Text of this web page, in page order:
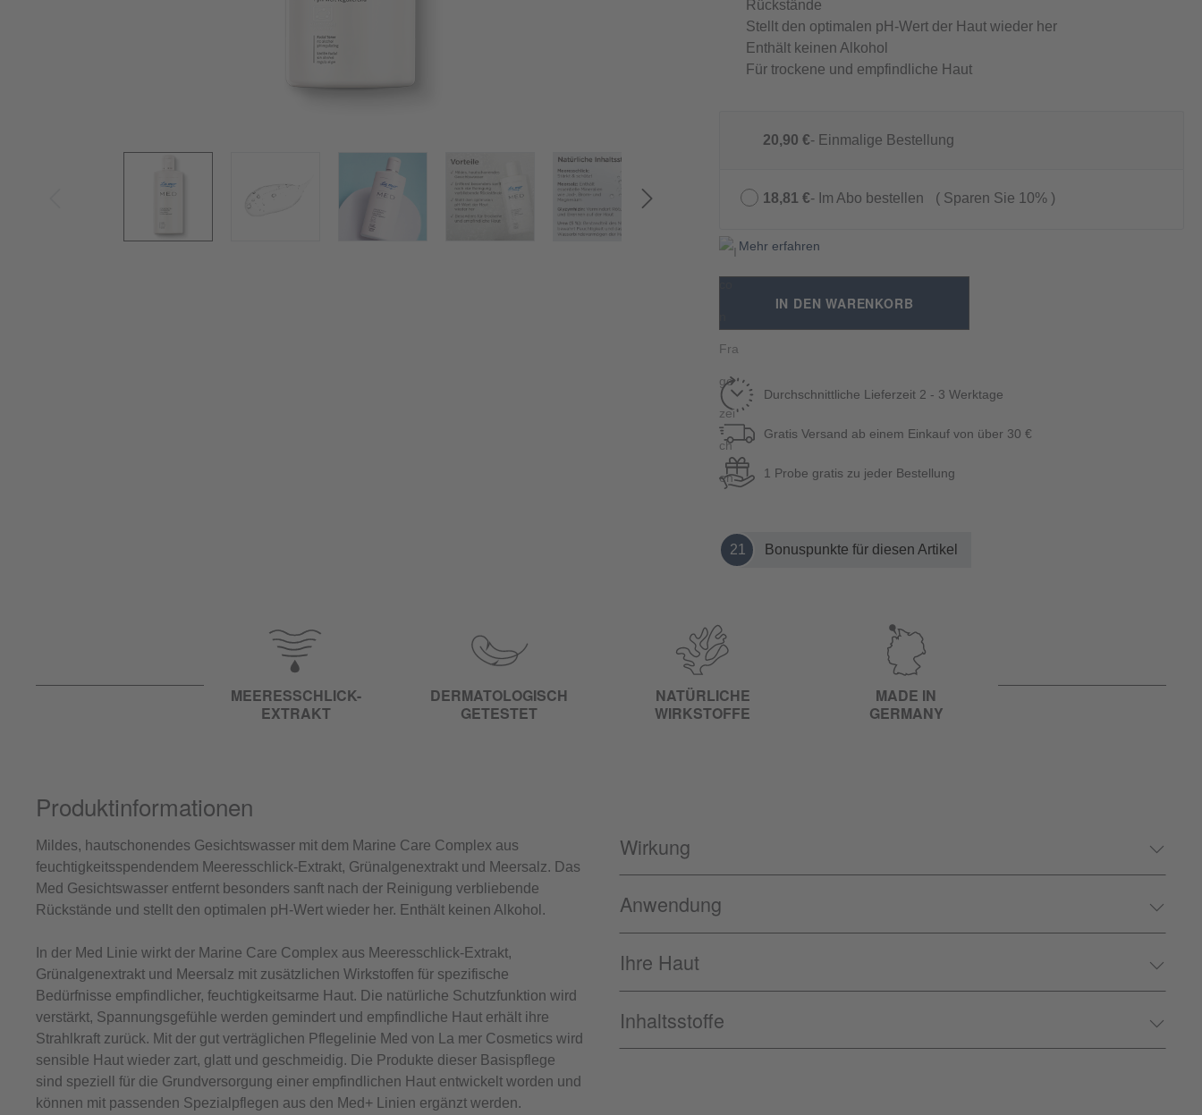
Rückstände
Stellt den optimalen pH-Wert der Haut wieder her
Enthält keinen Alkohol
Für trockene und empfindliche Haut
Einmalige Bestellung
20,90 €
Im Abo bestellen
18,81 € Sparen Sie 10%
Mehr erfahren
IN DEN WARENKORB
Durchschnittliche Lieferzeit 2 - 3 Werktage
Gratis Versand ab einem Einkauf von über 30 €
1 Probe gratis zu jeder Bestellung
21 Bonuspunkte für diesen Artikel
MEERESSCHLICK-
EXTRAKT
DERMATOLOGISCH
GETESTET
NATÜRLICHE
WIRKSTOFFE
MADE IN
GERMANY
Produktinformationen
Mildes, hautschonendes Gesichtswasser mit dem Marine Care Complex aus
feuchtigkeitsspendendem Meeresschlick-Extrakt, Grünalgenextrakt und Meersalz. Das
Med Gesichtswasser entfernt besonders sanft nach der Reinigung verbliebende
Rückstände und stellt den optimalen pH-Wert wieder her. Enthält keinen Alkohol.
In der Med Linie wirkt der Marine Care Complex aus Meeresschlick-Extrakt,
Grünalgenextrakt und Meersalz mit zusätzlichen Wirkstoffen für spezifische
Bedürfnisse empfindlicher, feuchtigkeitsarme Haut. Die natürliche Schutzfunktion wird
verstärkt, Spannungsgefühle werden gemindert und empfindliche Haut erhält ihre
Strahlkraft zurück. Mit der gut verträglichen Pflegelinie Med von La mer Cosmetics wird
sensible Haut wieder zart, glatt und geschmeidig. Die Produkte dieser Basispflege
sind speziell für die Grundversorgung einer empfindlichen Haut entwickelt worden und
können mit passenden Spezialpflegen aus den Med+ Linien ergänzt werden.
Wirkung
Anwendung
Ihre Haut
Inhaltsstoffe